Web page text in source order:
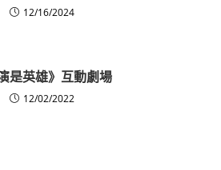
12/16/2024
是英雄》互動劇場
12/02/2022